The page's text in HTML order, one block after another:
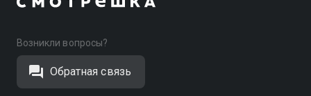
Возникли вопросы?
Обратная связь